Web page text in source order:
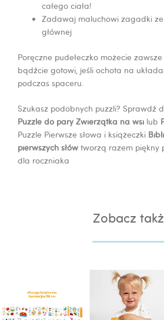
całego ciała!
Zadawaj maluchowi zagadki
głównej
Poręczne pudełeczko możecie
bądźcie gotowi, jeśli ochota na
podczas spaceru.
Szukasz podobnych puzzli? Sprawdź
Puzzle do pary Zwierzątka na wsi lub
Puzzle Pierwsze słowa i książeczki
pierwszych słów tworzą razem piękny
dla roczniaka
Zobacz